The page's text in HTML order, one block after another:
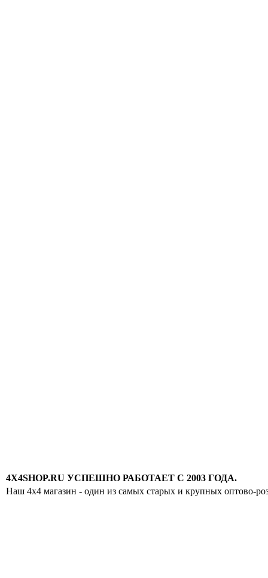
4X4SHOP.RU УСПЕШНО РАБОТАЕТ С 2003 ГОДА.
Наш 4x4 магазин - один из самых старых и крупных оптово-